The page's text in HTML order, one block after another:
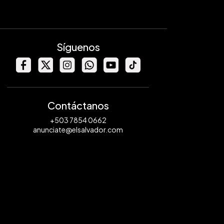
Síguenos
Contáctanos
+503 7854 0662
anunciate@elsalvador.com